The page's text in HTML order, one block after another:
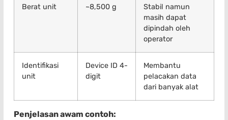
Berat unit ~8,500 g
Stabil namun
masih dapat
dipindah oleh
operator
Identifikasi
unit
Device ID 4-
digit
Membantu
pelacakan data
dari banyak alat
Penjelasan awam contoh: